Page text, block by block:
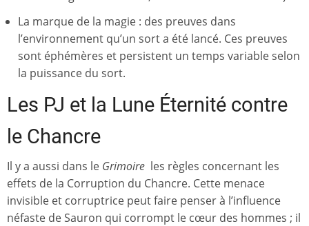
La marque de la magie : des preuves dans
l’environnement qu’un sort a été lancé. Ces preuves
sont éphémères et persistent un temps variable selon
la puissance du sort.
Les PJ et la Lune Éternité contre
le Chancre
Il y a aussi dans le Grimoire les règles concernant les
effets de la Corruption du Chancre. Cette menace
invisible et corruptrice peut faire penser à l’influence
néfaste de Sauron qui corrompt le cœur des hommes ; il